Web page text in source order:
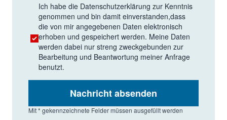
Ich habe die Datenschutzerklärung zur Kenntnis
genommen und bin damit einverstanden,dass
die von mir angegebenen Daten elektronisch
erhoben und gespeichert werden. Meine Daten
werden dabei nur streng zweckgebunden zur
Bearbeitung und Beantwortung meiner Anfrage
benutzt.
Nachricht absenden
Mit * gekennzeichnete Felder müssen ausgefüllt werden